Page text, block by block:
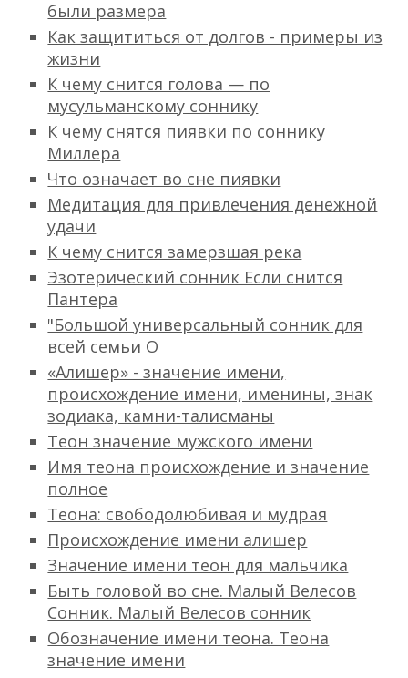
были размера
Как защититься от долгов - примеры из
жизни
К чему снится голова — по
мусульманскому соннику
К чему снятся пиявки по соннику
Миллера
Что означает во сне пиявки
Медитация для привлечения денежной
удачи
К чему снится замерзшая река
Эзотерический сонник Если снится
Пантера
"Большой универсальный сонник для
всей семьи О
«Алишер» - значение имени,
происхождение имени, именины, знак
зодиака, камни-талисманы
Теон значение мужского имени
Имя теона происхождение и значение
полное
Теона: свободолюбивая и мудрая
Происхождение имени алишер
Значение имени теон для мальчика
Быть головой во сне. Малый Велесов
Сонник. Малый Велесов сонник
Обозначение имени теона. Теона
значение имени